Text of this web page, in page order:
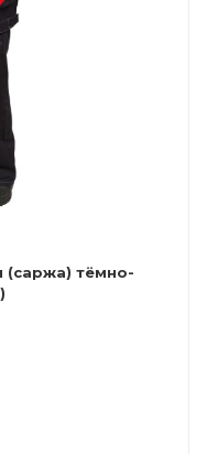
тёмно-